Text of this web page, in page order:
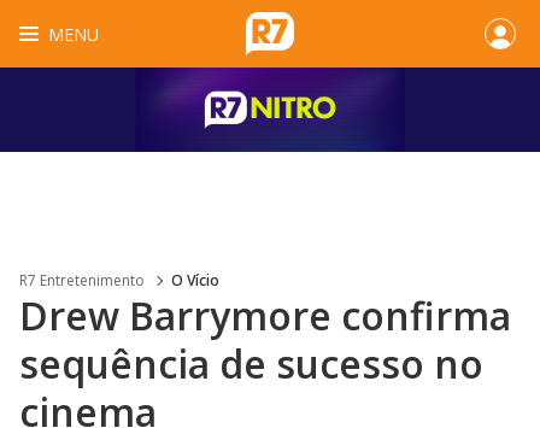
MENU
R7 Entretenimento O Vício
Drew Barrymore confirma
sequência de sucesso no
cinema